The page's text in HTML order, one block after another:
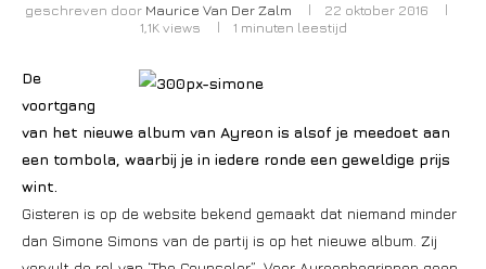
geschreven door Maurice Van Der Zalm
22 oktober 2016
1,1K views 1 minuten leestijd
De
voortgang
van het nieuwe album van Ayreon is alsof je meedoet aan
een tombola, waarbij je in iedere ronde een geweldige prijs
wint.
Gisteren is op de website bekend gemaakt dat niemand minder
dan Simone Simons van de partij is op het nieuwe album. Zij